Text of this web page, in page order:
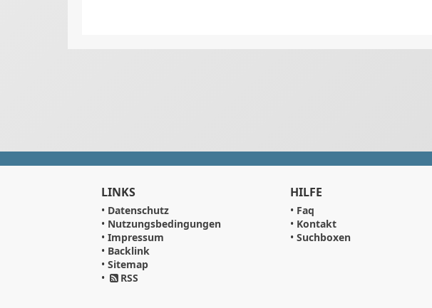
LINKS
• Datenschutz
• Nutzungsbedingungen
• Impressum
• Backlink
• Sitemap
•
RSS
HILFE
• Faq
• Kontakt
• Suchboxen